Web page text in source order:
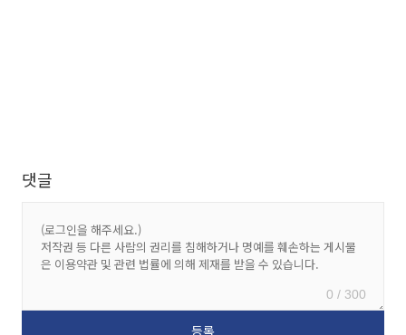
댓글
0 / 300